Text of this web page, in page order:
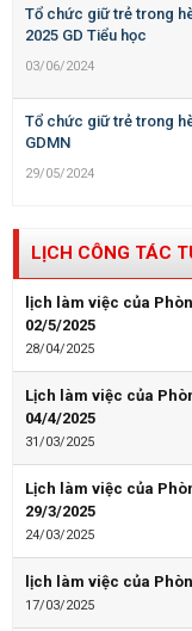
Tổ chức giữ trẻ trong
2025 GD Tiểu học
03/06/2024
Tổ chức giữ trẻ trong
GDMN
29/05/2024
LỊCH CÔNG TÁC
lịch làm việc của
02/5/2025
28/04/2025
Lịch làm việc của
04/4/2025
31/03/2025
Lịch làm việc của
29/3/2025
24/03/2025
lịch làm việc của
17/03/2025